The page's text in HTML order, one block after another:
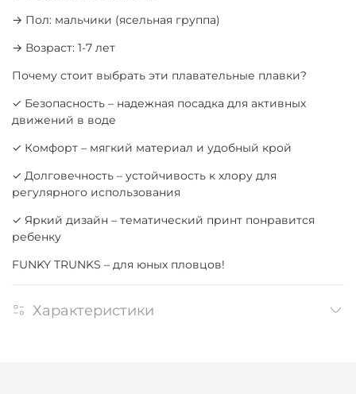
→ Пол: мальчики (ясельная группа)
→ Возраст: 1-7 лет
Почему стоит выбрать эти плавательные плавки?
✓ Безопасность – надежная посадка для активных
движений в воде
✓ Комфорт – мягкий материал и удобный крой
✓ Долговечность – устойчивость к хлору для
регулярного использования
✓ Яркий дизайн – тематический принт понравится
ребенку
FUNKY TRUNKS – для юных пловцов!
Характеристики